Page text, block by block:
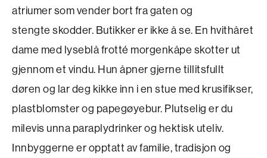
atriumer som vender bort fra gaten og
stengte skodder. Butikker er ikke å se. En hvithåret
dame med lyseblå frotté morgenkåpe skotter ut
gjennom et vindu. Hun åpner gjerne tillitsfullt
døren og lar deg kikke inn i en stue med krusifikser,
plastblomster og papegøyebur. Plutselig er du
milevis unna paraplydrinker og hektisk uteliv.
Innbyggerne er opptatt av familie, tradisjon og